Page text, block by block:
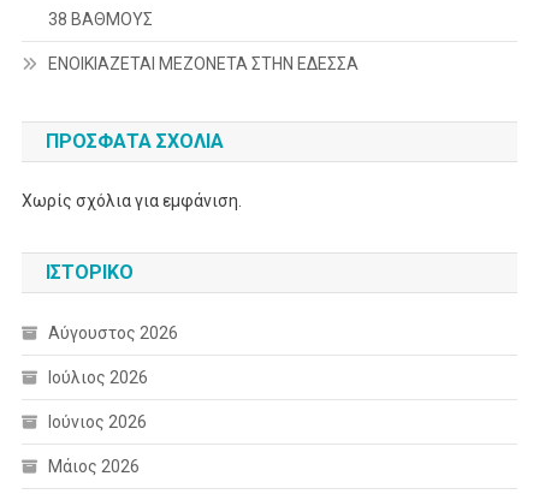
38 ΒΑΘΜΟΥΣ
ΕΝΟΙΚΙΑΖΕΤΑΙ ΜΕΖΟΝΕΤΑ ΣΤΗΝ ΕΔΕΣΣΑ
ΠΡΌΣΦΑΤΑ ΣΧΌΛΙΑ
Χωρίς σχόλια για εμφάνιση.
ΙΣΤΟΡΙΚΌ
Αύγουστος 2026
Ιούλιος 2026
Ιούνιος 2026
Μάιος 2026